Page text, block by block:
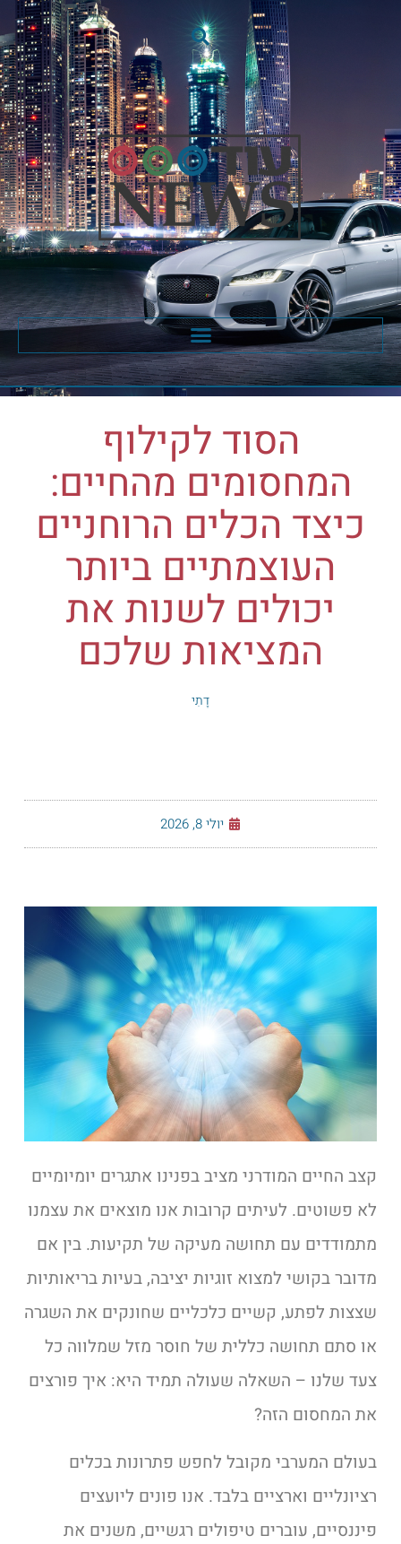
הסוד לקילוף
המחסומים מהחיים:
כיצד הכלים הרוחניים
העוצמתיים ביותר
יכולים לשנות את
המציאות שלכם
דָתִי
יולי 8, 2026
קצב החיים המודרני מציב בפנינו אתגרים יומיומיים
לא פשוטים. לעיתים קרובות אנו מוצאים את עצמנו
מתמודדים עם תחושה מעיקה של תקיעות. בין אם
מדובר בקושי למצוא זוגיות יציבה, בעיות בריאותיות
שצצות לפתע, קשיים כלכליים שחונקים את השגרה
או סתם תחושה כללית של חוסר מזל שמלווה כל
צעד שלנו – השאלה שעולה תמיד היא: איך פורצים
את המחסום הזה?
בעולם המערבי מקובל לחפש פתרונות בכלים
רציונליים וארציים בלבד. אנו פונים ליועצים
פיננסיים, עוברים טיפולים רגשיים, משנים את